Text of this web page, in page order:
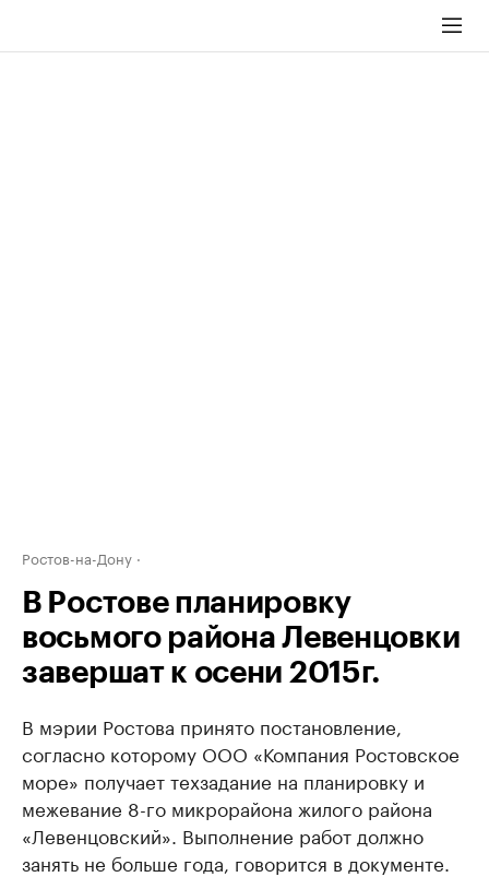
Ростов-на-Дону
В Ростове планировку
восьмого района Левенцовки
завершат к осени 2015г.
В мэрии Ростова принято постановление,
согласно которому ООО «Компания Ростовское
море» получает техзадание на планировку и
межевание 8-го микрорайона жилого района
«Левенцовский». Выполнение работ должно
занять не больше года, говорится в документе.